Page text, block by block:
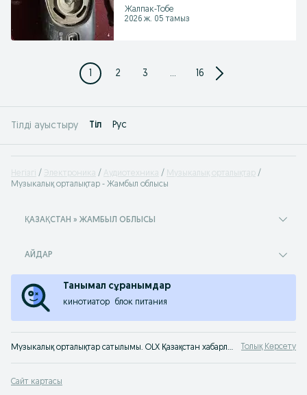
Жалпак-Тобе
2026 ж. 05 тамыз
1 2 3 ... 16
Тілді ауыстыру Tіл Рус
Негізгі Электроника Аудиотехника
Музыкалық орталықтар
Музыкалық орталықтар - Жамбыл облысы
ҚАЗАҚСТАН » ЖАМБЫЛ ОБЛЫСЫ
АЙДАР
Танымал сұранымдар
кинотиатор блок питания
Музыкалық орталықтар сатылымы. OLX Қазақстан хабарландырулар сервисінен б/қ музыкалық орталықты оңай және жылдам сатып алуға болады. Үздік музыкалық орталықтарды OLX-те сатып ал Толық Көрсету
Сайт картасы